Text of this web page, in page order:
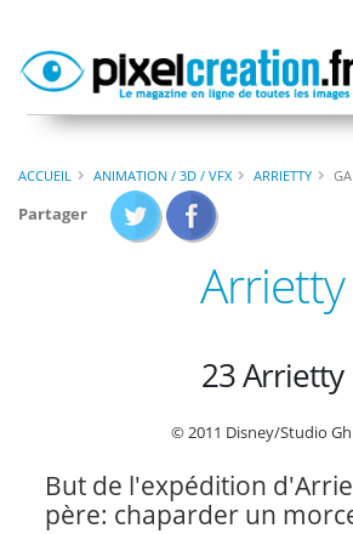
ACCUEIL ANIMATION / 3D / VFX ARRIETTY
Partager
Arrietty
23 Arrietty
© 2011 Disney/Studio
But de l'expédition
père: chaparder un